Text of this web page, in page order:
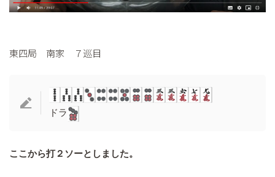
東四局 南家 ７巡目
ドラ
ここから打２ソーとしました。